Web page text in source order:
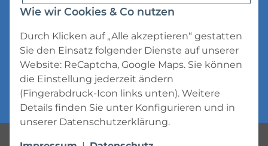
Impressum
* Alle Preise inkl. gesetzlicher USt., zzgl.
Versand
Wie wir Cookies & Co nutzen
Durch Klicken auf „Alle akzeptieren“ gestatten
Sie den Einsatz folgender Dienste auf unserer
Website: ReCaptcha, Google Maps. Sie können
die Einstellung jederzeit ändern
(Fingerabdruck-Icon links unten). Weitere
Details finden Sie unter Konfigurieren und in
unserer Datenschutzerklärung.